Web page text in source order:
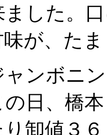
ました。
が、た
ンボニ
日、橋
卸値３